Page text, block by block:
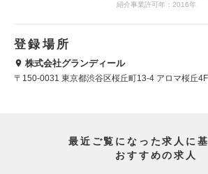
紹介事業許可年：2016年
登録場所
株式会社グランディール
〒150-0031 東京都渋谷区桜丘町13-4 アロマ桜丘4F
最近ご覧になった求人に
おすすめの求人